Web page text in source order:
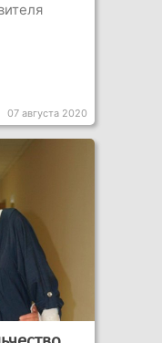
07 августа 2020